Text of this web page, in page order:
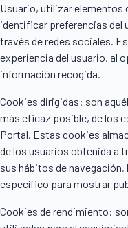
Usuario, utilizar elementos
identificar preferencias del
través de redes sociales.
experiencia del usuario, al
información recogida.
Cookies dirigidas: son
más eficaz posible, de los
Portal. Estas cookies
de los usuarios obtenida a
sus hábitos de
específico para mostrar
Cookies de rendimiento: